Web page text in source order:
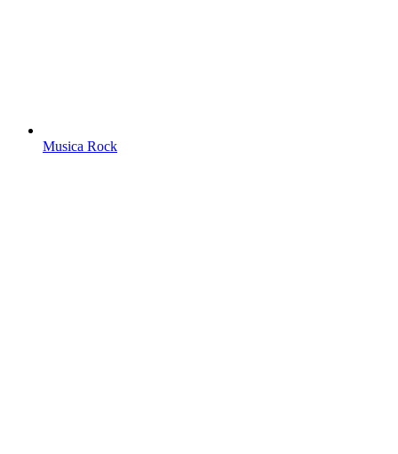
Musica Rock